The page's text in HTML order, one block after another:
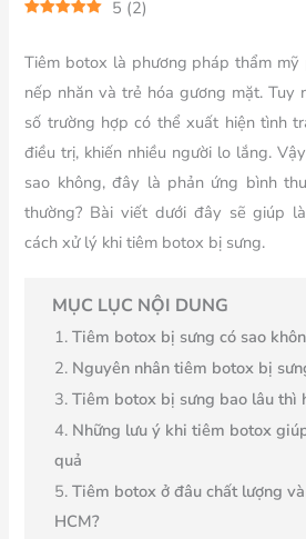
5 (2)
Tiêm botox là phương pháp thẩm
nếp nhăn và trẻ hóa gương mặt. Tuy
số trường hợp có thể xuất hiện tình
điều trị, khiến nhiều người lo lắng.
sao không, đây là phản ứng bình
thường? Bài viết dưới đây sẽ giúp
cách xử lý khi tiêm botox bị sưng.
MỤC LỤC NỘI DUNG
Tiêm botox bị sưng có sao
Nguyên nhân tiêm botox bị
Tiêm botox bị sưng bao lâu thì
Những lưu ý khi tiêm botox
quả
Tiêm botox ở đâu chất lượng
HCM?